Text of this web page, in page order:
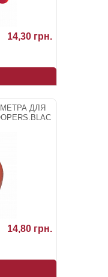
14,30 грн.
ДЛЯ
14,80 грн.